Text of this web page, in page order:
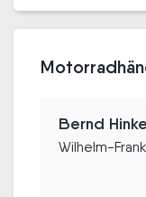
Bernd
Wilhelm-